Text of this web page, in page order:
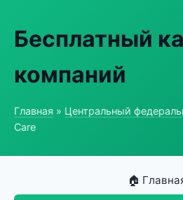
Бесплатный
компаний
Главная » Центральный
Care
🏠